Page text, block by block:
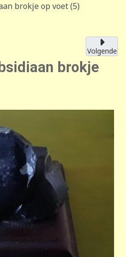
brokje op voet (5)
Volgende
brokje